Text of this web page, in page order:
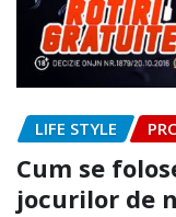
LIFE STYLE
Cum se
jocurilor de